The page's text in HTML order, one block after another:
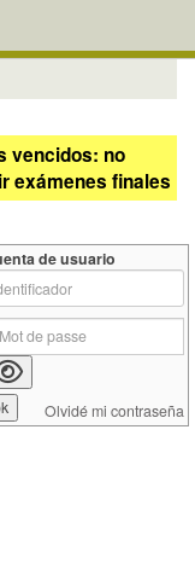
vencidos: no
exámenes finales
de usuario
Olvidé mi contraseña